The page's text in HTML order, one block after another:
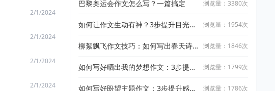
2/1/2024
2/1/2024
2/1/2024
2/1/2024
巴黎奥运会作文怎么写？一篇搞定 浏览量：3380次
如何让作文生动有神？3步提升目光炯
浏览量：1954次
柳絮飘飞作文技巧：如何写出春天诗
浏览量：1846次
如何写好晒出我的梦想作文：3步提升
浏览量：1799次
如何写好盼望主题作文：3步提升感染
浏览量：1786次